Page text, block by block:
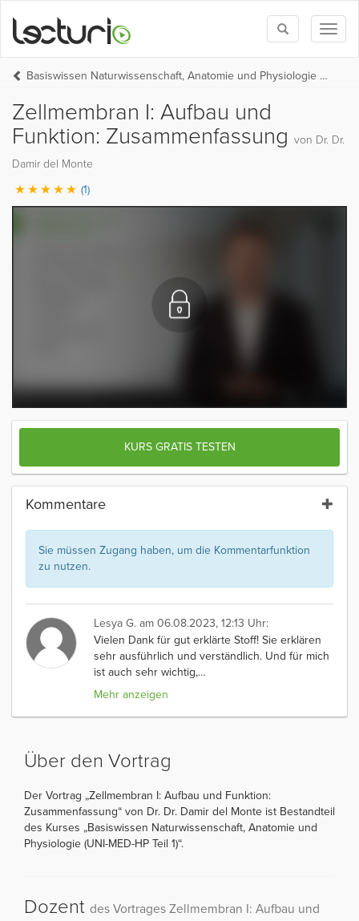
Toggle
search
Basiswissen Naturwissenschaft, Anatomie und Physiologie (UNI-MED-HP Teil 1)
Zellmembran I: Aufbau und
Funktion: Zusammenfassung von Dr. Dr.
Damir del Monte
(1)
KURS GRATIS TESTEN
Kommentare
Sie müssen Zugang haben, um die Kommentarfunktion
zu nutzen.
Lesya G. am 06.08.2023, 12:13 Uhr:
Vielen Dank für gut erklärte Stoff! Sie erklären
sehr ausführlich und verständlich. Und für mich
ist auch sehr wichtig,…
Mehr anzeigen
Über den Vortrag
Der Vortrag „Zellmembran I: Aufbau und Funktion:
Zusammenfassung“ von Dr. Dr. Damir del Monte ist Bestandteil
des Kurses „Basiswissen Naturwissenschaft, Anatomie und
Physiologie (UNI-MED-HP Teil 1)“.
Dozent des Vortrages Zellmembran I: Aufbau und